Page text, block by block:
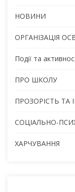
НОВИНИ
ОРГАНІЗАЦІЯ
Події та
ПРО ШКОЛУ
ПРОЗОРІСТЬ ТА
СОЦІАЛЬНО-
ХАРЧУВАННЯ